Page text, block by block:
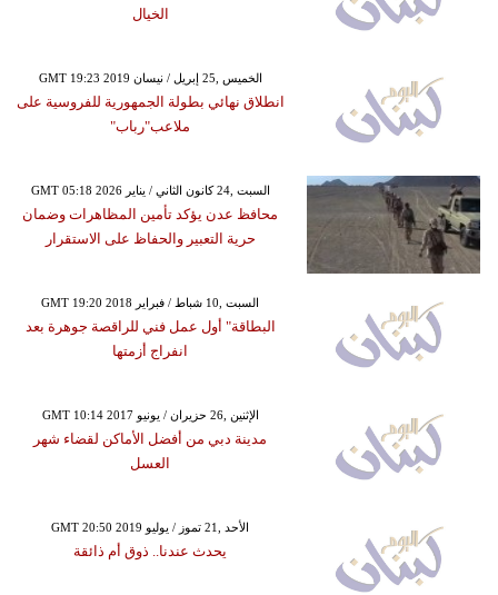
الخيال
GMT 19:23 2019 الخميس ,25 إبريل / نيسان
انطلاق نهائي بطولة الجمهورية للفروسية على
ملاعب"رباب"
GMT 05:18 2026 السبت ,24 كانون الثاني / يناير
محافظ عدن يؤكد تأمين المظاهرات وضمان
حرية التعبير والحفاظ على الاستقرار
GMT 19:20 2018 السبت ,10 شباط / فبراير
البطاقة" أول عمل فني للراقصة جوهرة بعد
انفراج أزمتها
GMT 10:14 2017 الإثنين ,26 حزيران / يونيو
مدينة دبي من أفضل الأماكن لقضاء شهر
العسل
GMT 20:50 2019 الأحد ,21 تموز / يوليو
يحدث عندنا.. ذوق أم ذائقة